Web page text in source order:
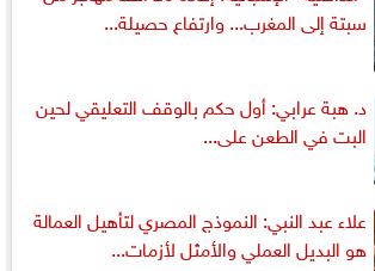
سبتة إلى المغرب... وارتفاع حصيلة...
د. هبة عرابي: أول حكم بالوقف التعليقي لحين
البت في الطعن على...
علاء عبد النبي: النموذج المصري لتأهيل العمالة
هو البديل العملي والأمثل لأزمات...